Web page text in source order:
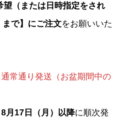
（または日時指定をされ
で】にご注文をお願いいた
常通り発送（お盆期間中の
8月17日（月）以降に順次発